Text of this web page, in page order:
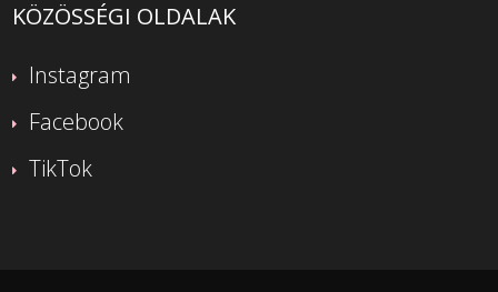
KÖZÖSSÉGI OLDALAK
Instagram
Facebook
TikTok